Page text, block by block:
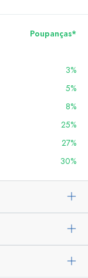
Poupanças*
3%
5%
8%
25%
27%
30%